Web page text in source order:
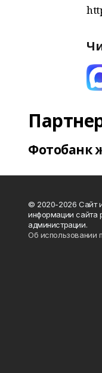
Фотобанк
© 2020-2026 Сайт
информации сайта
администрации.
Об использовании